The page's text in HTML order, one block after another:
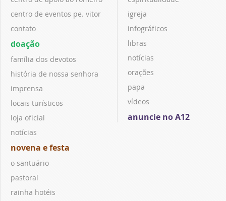
centro de eventos pe. vitor
contato
doação
família dos devotos
história de nossa senhora
imprensa
locais turísticos
loja oficial
notícias
novena e festa
o santuário
pastoral
rainha hotéis
igreja
infográficos
libras
notícias
orações
papa
vídeos
anuncie no A12